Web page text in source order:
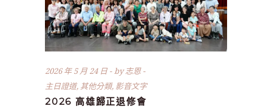
2026 年 5 月 24 日 by志恩
主日證道, 其他分類, 影音文字
2026 高雄歸正退修會